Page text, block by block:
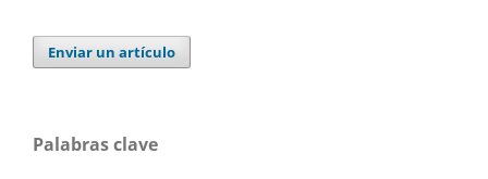
Enviar un artículo
Palabras clave